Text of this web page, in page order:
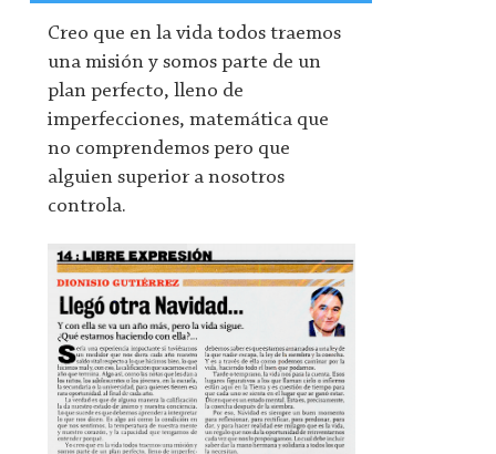
Creo que en la vida todos traemos
una misión y somos parte de un
plan perfecto, lleno de
imperfecciones, matemática que
no comprendemos pero que
alguien superior a nosotros
controla.